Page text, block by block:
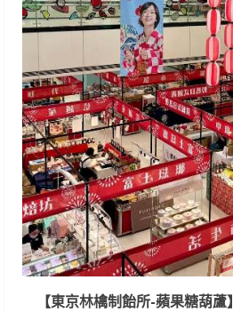
【東京林檎制飴所-蘋果糖葫蘆】